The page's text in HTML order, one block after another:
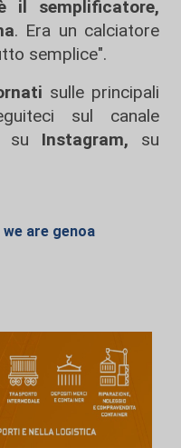
il semplificatore,
. Era un calciatore
semplice".
sulle principali
sul canale
su Instagram, su
we are genoa